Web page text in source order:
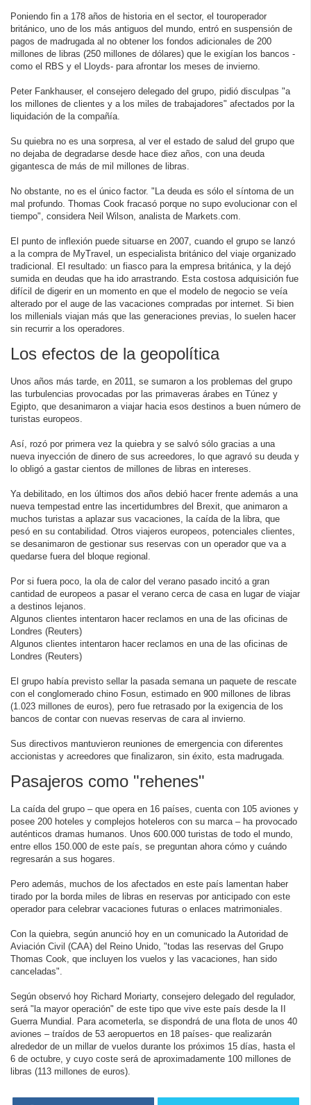
Poniendo fin a 178 años de historia en el sector, el touroperador
británico, uno de los más antiguos del mundo, entró en suspensión de
pagos de madrugada al no obtener los fondos adicionales de 200
millones de libras (250 millones de dólares) que le exigían los bancos -
como el RBS y el Lloyds- para afrontar los meses de invierno.
Peter Fankhauser, el consejero delegado del grupo, pidió disculpas "a
los millones de clientes y a los miles de trabajadores" afectados por la
liquidación de la compañía.
Su quiebra no es una sorpresa, al ver el estado de salud del grupo que
no dejaba de degradarse desde hace diez años, con una deuda
gigantesca de más de mil millones de libras.
No obstante, no es el único factor. "La deuda es sólo el síntoma de un
mal profundo. Thomas Cook fracasó porque no supo evolucionar con el
tiempo", considera Neil Wilson, analista de Markets.com.
El punto de inflexión puede situarse en 2007, cuando el grupo se lanzó
a la compra de MyTravel, un especialista británico del viaje organizado
tradicional. El resultado: un fiasco para la empresa británica, y la dejó
sumida en deudas que ha ido arrastrando. Esta costosa adquisición fue
difícil de digerir en un momento en que el modelo de negocio se veía
alterado por el auge de las vacaciones compradas por internet. Si bien
los millenials viajan más que las generaciones previas, lo suelen hacer
sin recurrir a los operadores.
Los efectos de la geopolítica
Unos años más tarde, en 2011, se sumaron a los problemas del grupo
las turbulencias provocadas por las primaveras árabes en Túnez y
Egipto, que desanimaron a viajar hacia esos destinos a buen número de
turistas europeos.
Así, rozó por primera vez la quiebra y se salvó sólo gracias a una
nueva inyección de dinero de sus acreedores, lo que agravó su deuda y
lo obligó a gastar cientos de millones de libras en intereses.
Ya debilitado, en los últimos dos años debió hacer frente además a una
nueva tempestad entre las incertidumbres del Brexit, que animaron a
muchos turistas a aplazar sus vacaciones, la caída de la libra, que
pesó en su contabilidad. Otros viajeros europeos, potenciales clientes,
se desanimaron de gestionar sus reservas con un operador que va a
quedarse fuera del bloque regional.
Por si fuera poco, la ola de calor del verano pasado incitó a gran
cantidad de europeos a pasar el verano cerca de casa en lugar de viajar
a destinos lejanos.
Algunos clientes intentaron hacer reclamos en una de las oficinas de
Londres (Reuters)
Algunos clientes intentaron hacer reclamos en una de las oficinas de
Londres (Reuters)
El grupo había previsto sellar la pasada semana un paquete de rescate
con el conglomerado chino Fosun, estimado en 900 millones de libras
(1.023 millones de euros), pero fue retrasado por la exigencia de los
bancos de contar con nuevas reservas de cara al invierno.
Sus directivos mantuvieron reuniones de emergencia con diferentes
accionistas y acreedores que finalizaron, sin éxito, esta madrugada.
Pasajeros como "rehenes"
La caída del grupo – que opera en 16 países, cuenta con 105 aviones y
posee 200 hoteles y complejos hoteleros con su marca – ha provocado
auténticos dramas humanos. Unos 600.000 turistas de todo el mundo,
entre ellos 150.000 de este país, se preguntan ahora cómo y cuándo
regresarán a sus hogares.
Pero además, muchos de los afectados en este país lamentan haber
tirado por la borda miles de libras en reservas por anticipado con este
operador para celebrar vacaciones futuras o enlaces matrimoniales.
Con la quiebra, según anunció hoy en un comunicado la Autoridad de
Aviación Civil (CAA) del Reino Unido, "todas las reservas del Grupo
Thomas Cook, que incluyen los vuelos y las vacaciones, han sido
canceladas".
Según observó hoy Richard Moriarty, consejero delegado del regulador,
será "la mayor operación" de este tipo que vive este país desde la II
Guerra Mundial. Para acometerla, se dispondrá de una flota de unos 40
aviones – traídos de 53 aeropuertos en 18 países- que realizarán
alrededor de un millar de vuelos durante los próximos 15 días, hasta el
6 de octubre, y cuyo coste será de aproximadamente 100 millones de
libras (113 millones de euros).